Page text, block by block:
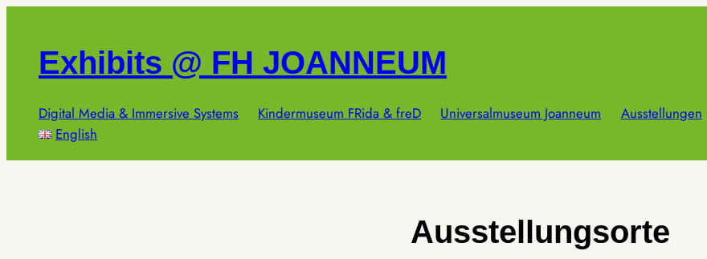
springenExhibits @ FH JOANNEUM
Digital Media & Immersive Systems Kindermuseum FRida & freD Universalmuseum Joanneum Ausstellungen
English
Ausstellungsorte